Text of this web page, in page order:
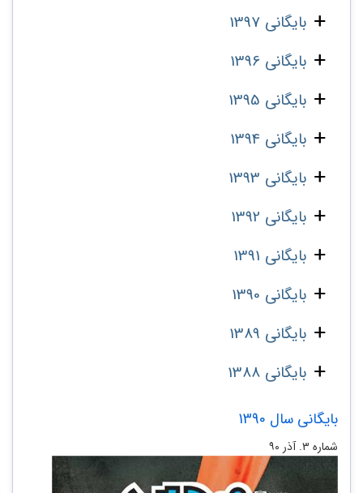
بایگانی 1397
بایگانی 1396
بایگانی 1395
بایگانی 1394
بایگانی 1393
بایگانی 1392
بایگانی 1391
بایگانی 1390
بایگانی 1389
بایگانی 1388
بایگانی سال 1390
شماره‌ ۳. آذر ۹۰